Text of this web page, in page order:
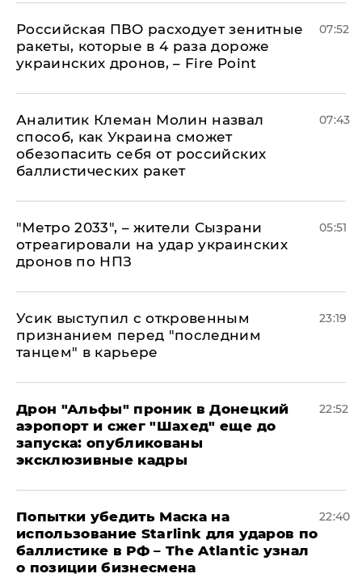
Российская ПВО расходует зенитные
ракеты, которые в 4 раза дороже
украинских дронов, – Fire Point
07:52
Аналитик Клеман Молин назвал
способ, как Украина сможет
обезопасить себя от российских
баллистических ракет
07:43
"Метро 2033", – жители Сызрани
отреагировали на удар украинских
дронов по НПЗ
05:51
Усик выступил с откровенным
признанием перед "последним
танцем" в карьере
23:19
Дрон "Альфы" проник в Донецкий
аэропорт и сжег "Шахед" еще до
запуска: опубликованы
эксклюзивные кадры
22:52
Попытки убедить Маска на
использование Starlink для ударов по
баллистике в РФ – The Atlantic узнал
о позиции бизнесмена
22:40